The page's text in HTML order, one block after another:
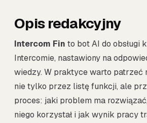
Opis redakcyjny
Intercom Fin to bot AI do obsługi
Intercomie, nastawiony na
wiedzy. W praktyce warto patrzeć
nie tylko przez listę funkcji, ale
proces: jaki problem ma
niego korzystał i jak wynik pracy